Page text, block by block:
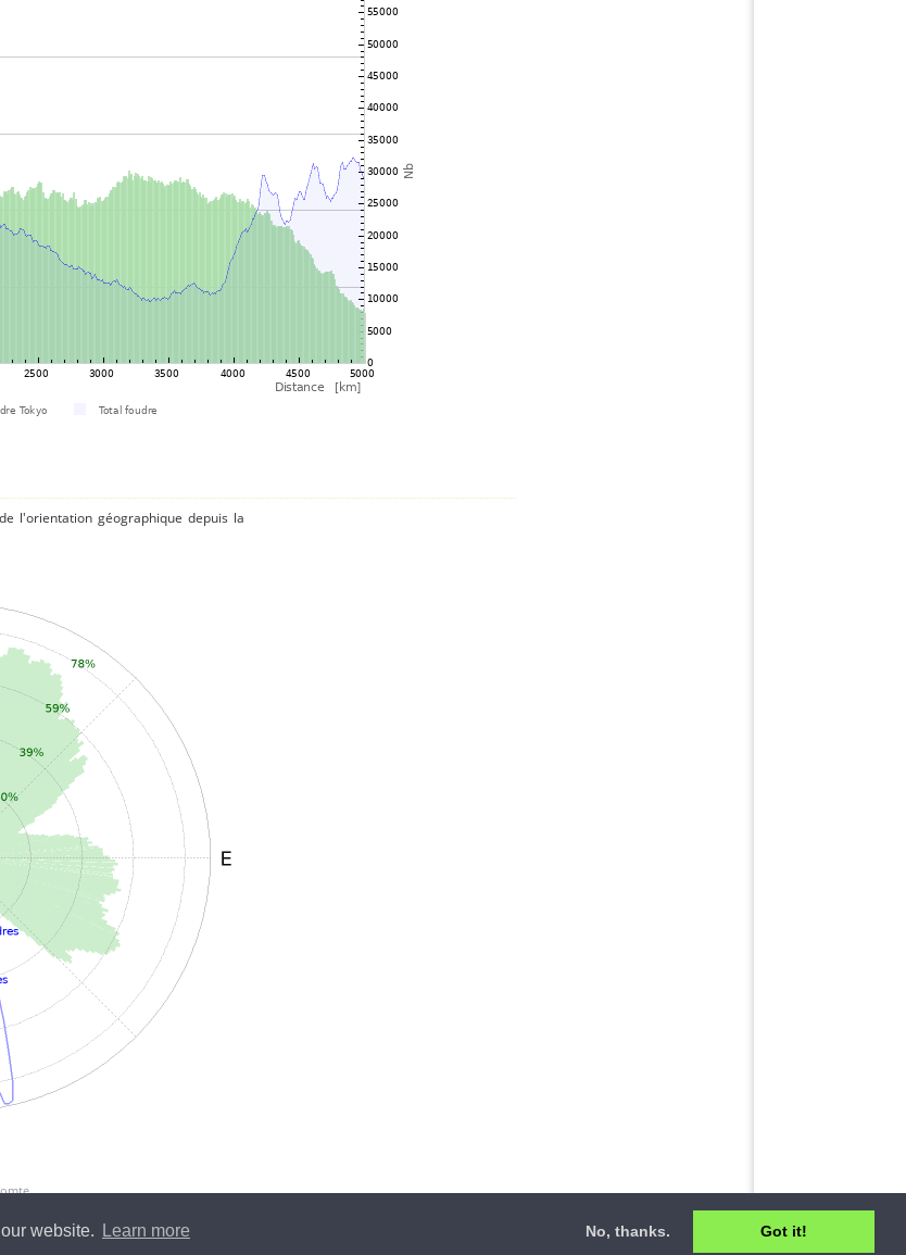
website. Learn more No, thanks. Got it!
l'orientation géographique depuis la